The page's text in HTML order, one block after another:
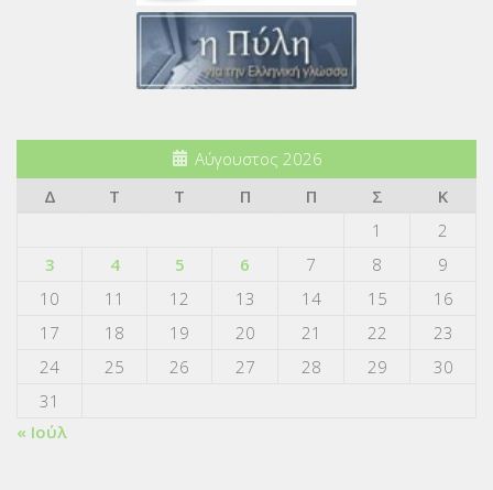
Αύγουστος 2026
Δ
Τ Τ Π Π Σ
Κ
1
2
3
4 5 6 7 8
9
10
11 12 13 14 15
16
17
18 19 20 21 22
23
24
25 26 27 28 29
30
31
« Ιούλ